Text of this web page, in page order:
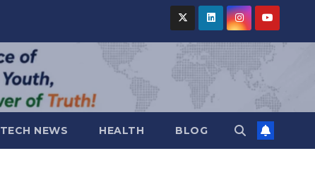
TECH NEWS HEALTH BLOG